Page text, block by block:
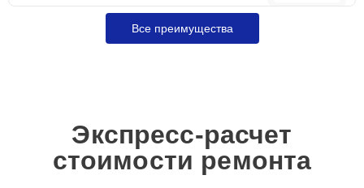
Все преимущества
Экспресс-расчет
стоимости ремонта